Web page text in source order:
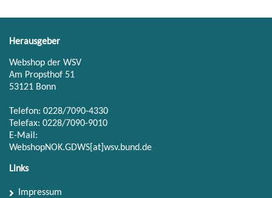
Herausgeber
Webshop der WSV
Am Propsthof 51
53121 Bonn
Telefon: 0228/7090-4330
Telefax: 0228/7090-9010
E-Mail:
WebshopNOK.GDWS[at]wsv.bund.de
Links
Impressum